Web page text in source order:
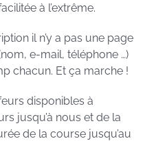
à l’extrême.
il n’y a pas une page
e-mail, téléphone …)
chacun. Et ça marche !
disponibles à
jusqu’à nous et de la
de la course jusqu’au